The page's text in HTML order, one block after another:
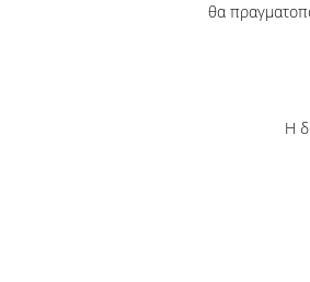
θα
Η